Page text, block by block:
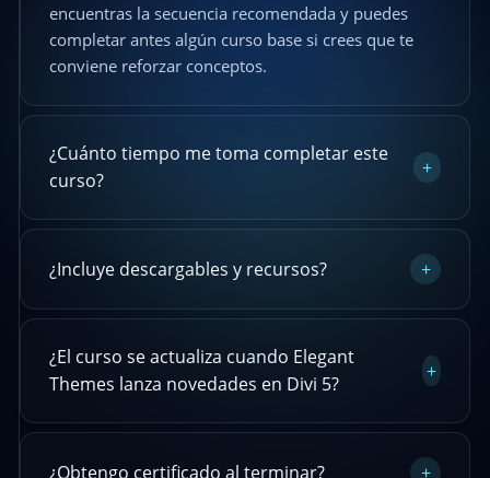
encuentras la secuencia recomendada y puedes
completar antes algún curso base si crees que te
conviene reforzar conceptos.
¿Cuánto tiempo me toma completar este
curso?
+
¿Incluye descargables y recursos? +
¿El curso se actualiza cuando Elegant
Themes lanza novedades en Divi 5?
+
¿Obtengo certificado al terminar? +